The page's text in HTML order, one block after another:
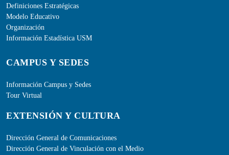
Definiciones Estratégicas
Modelo Educativo
Organización
Información Estadística USM
CAMPUS Y SEDES
Información Campus y Sedes
Tour Virtual
EXTENSIÓN Y CULTURA
Dirección General de Comunicaciones
Dirección General de Vinculación con el Medio